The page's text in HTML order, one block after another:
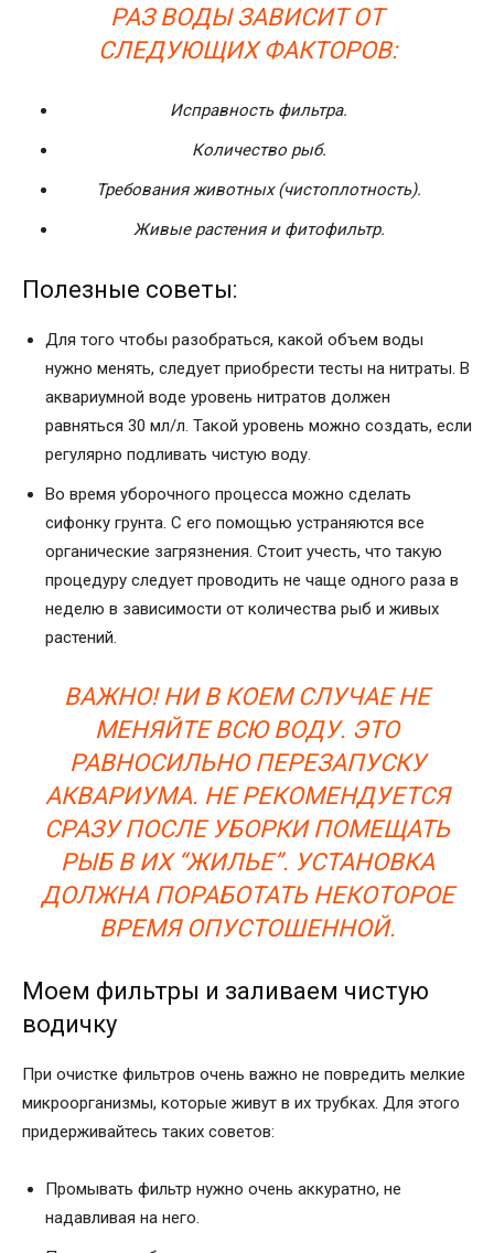
РАЗ ВОДЫ ЗАВИСИТ ОТ
СЛЕДУЮЩИХ ФАКТОРОВ:
Исправность фильтра.
Количество рыб.
Требования животных (чистоплотность).
Живые растения и фитофильтр.
Полезные советы:
Для того чтобы разобраться, какой объем воды
нужно менять, следует приобрести тесты на нитраты. В
аквариумной воде уровень нитратов должен
равняться 30 мл/л. Такой уровень можно создать, если
регулярно подливать чистую воду.
Во время уборочного процесса можно сделать
сифонку грунта. С его помощью устраняются все
органические загрязнения. Стоит учесть, что такую
процедуру следует проводить не чаще одного раза в
неделю в зависимости от количества рыб и живых
растений.
ВАЖНО! НИ В КОЕМ СЛУЧАЕ НЕ
МЕНЯЙТЕ ВСЮ ВОДУ. ЭТО
РАВНОСИЛЬНО ПЕРЕЗАПУСКУ
АКВАРИУМА. НЕ РЕКОМЕНДУЕТСЯ
СРАЗУ ПОСЛЕ УБОРКИ ПОМЕЩАТЬ
РЫБ В ИХ “ЖИЛЬЕ”. УСТАНОВКА
ДОЛЖНА ПОРАБОТАТЬ НЕКОТОРОЕ
ВРЕМЯ ОПУСТОШЕННОЙ.
Моем фильтры и заливаем чистую
водичку
При очистке фильтров очень важно не повредить мелкие
микроорганизмы, которые живут в их трубках. Для этого
придерживайтесь таких советов:
Промывать фильтр нужно очень аккуратно, не
надавливая на него.